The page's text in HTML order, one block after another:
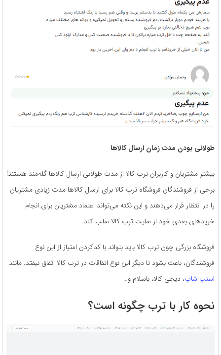
طولانی بودن مدت زمان ارسال کالا‌ها
بیشتر مشتریان و کاربران ترب کالا از مدت طولانی ارسال کالاها گله‌مند هستند!
برخی از فروشندگان فروشگاه ترب کالا برای ارسال کالاها مدت زیادی مشتریان
را در انتظار قرار می‌دهند و این نکته می‌تواند اعتماد مشتریان برای انجام
خریدهای بعدی خود از سایت ترب کالا سلب کند.
فروشگاه بزرگی چون ترب کالا باید بتواند با کم‌کردن امتیاز از این نوع
فروشندگان، باعث بشود تا دیگر این نوع اتفاقات در ترب کالا اتفاق نیفتد. مانند
اسنپ شاپ‌، دیجی کالا، باسلام و…
نحوه کار با ترب چگونه است؟